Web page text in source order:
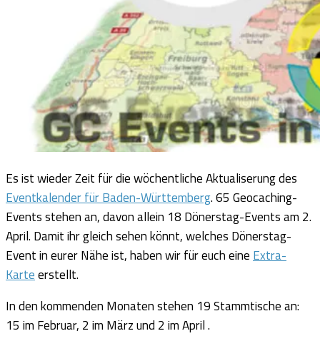
Es ist wieder Zeit für die wöchentliche Aktualiserung des
Eventkalender für Baden-Württemberg. 65 Geocaching-
Events stehen an, davon allein 18 Dönerstag-Events am 2.
April. Damit ihr gleich sehen könnt, welches Dönerstag-
Event in eurer Nähe ist, haben wir für euch eine Extra-
Karteerstellt.
In den kommenden Monaten stehen 19 Stammtische an:
15 im Februar, 2 im März und 2 im April .